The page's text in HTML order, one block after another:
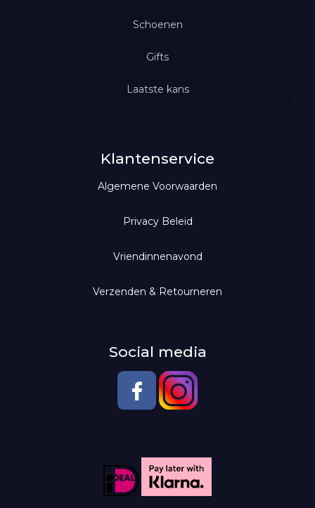
Verlichting
Wasparfum
Kaarsen & geuren
Scentchips
Geurdiffusers
Geurolie voor diffuser
Scentlamp
Truien
Vesten
Shirts
Tops
Jurken
Jeans
Broeken
Leggings
Jassen
Schoenen
Gifts
Geurolie met tekst
Cadeaubon
Laatste kans
Klantenservice
Algemene Voorwaarden
Privacy Beleid
Vriendinnenavond
Verzenden & Retourneren
Social media